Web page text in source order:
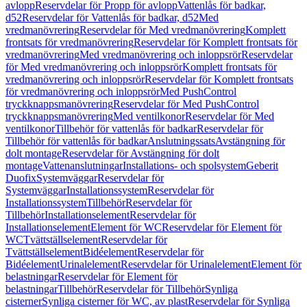
avloppReservdelar för Propp för avloppVattenlås för badkar,
d52Reservdelar för Vattenlås för badkar, d52Med
vredmanövreringReservdelar för Med vredmanövreringKomplett
frontsats för vredmanövreringReservdelar för Komplett frontsats för
vredmanövreringMed vredmanövrering och inloppsrörReservdelar
för Med vredmanövrering och inloppsrörKomplett frontsats för
vredmanövrering och inloppsrörReservdelar för Komplett frontsats
för vredmanövrering och inloppsrörMed PushControl
tryckknappsmanövreringReservdelar för Med PushControl
tryckknappsmanövreringMed ventilkonorReservdelar för Med
ventilkonorTillbehör för vattenlås för badkarReservdelar för
Tillbehör för vattenlås för badkarAnslutningssatsAvstängning för
dolt montageReservdelar för Avstängning för dolt
montageVattenanslutningarInstallations- och spolsystemGeberit
DuofixSystemväggarReservdelar för
SystemväggarInstallationssystemReservdelar för
InstallationssystemTillbehörReservdelar för
TillbehörInstallationselementReservdelar för
InstallationselementElement för WCReservdelar för Element för
WCTvättställselementReservdelar för
TvättställselementBidéelementReservdelar för
BidéelementUrinalelementReservdelar för UrinalelementElement för
belastningarReservdelar för Element för
belastningarTillbehörReservdelar för TillbehörSynliga
cisternerSynliga cisterner för WC, av plastReservdelar för Synliga